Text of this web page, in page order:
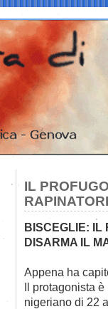
IL
BISCEGLIE: IL
DISARMA IL
Appena ha
Il protagonista
nigeriano di 22